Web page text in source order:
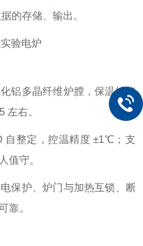
的存储、输出。
铝多晶纤维炉膛，保温性能
左右。
自整定，控温精度 ±1℃；支
值守。
保护、炉门与加热互锁、断
靠。